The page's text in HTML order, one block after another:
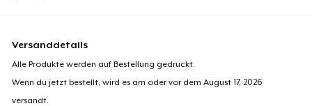
Versanddetails
Alle Produkte werden auf Bestellung gedruckt.
Wenn du jetzt bestellt, wird es am oder vor demAugust 17, 2026
versandt.